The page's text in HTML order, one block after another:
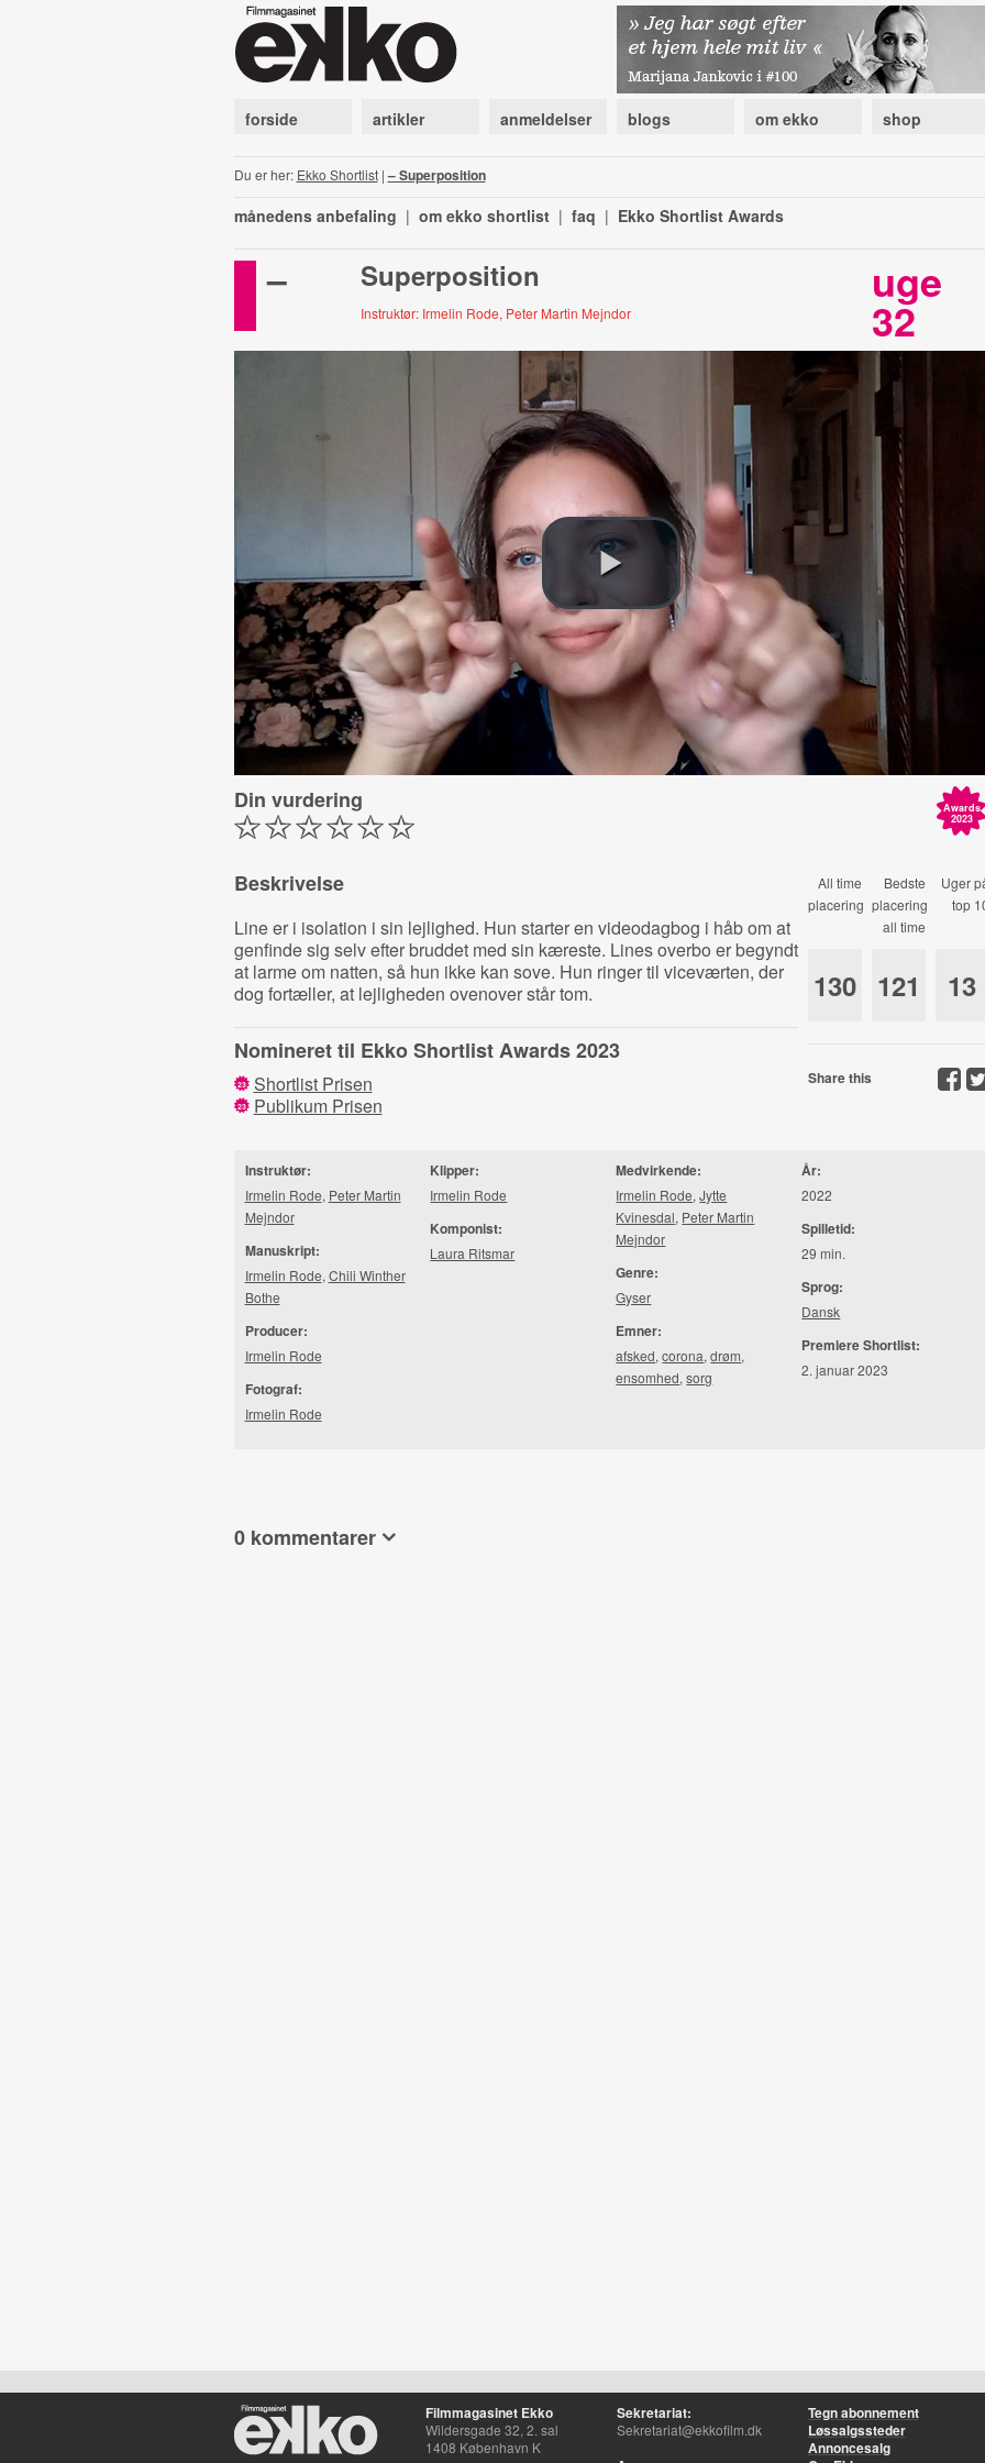
forside artikler anmeldelser blogs om ekko shop
Du er her: Ekko Shortlist| – Superposition
månedens anbefaling | om ekko shortlist | faq | Ekko Shortlist Awards
– Superposition
Instruktør: Irmelin Rode, Peter Martin Mejndor
uge
32
Din vurdering Awards
2023
Beskrivelse
Line er i isolation i sin lejlighed. Hun starter en videodagbog i håb om at
genfinde sig selv efter bruddet med sin kæreste. Lines overbo er begyndt
at larme om natten, så hun ikke kan sove. Hun ringer til viceværten, der
dog fortæller, at lejligheden ovenover står tom.
Nomineret til Ekko Shortlist Awards 2023
23 Shortlist Prisen
23 Publikum Prisen
All time
placering
Bedste
placering
all time
Uger
top
130 121 13
Share this
Instruktør:
Irmelin Rode, Peter Martin
Mejndor
Manuskript:
Irmelin Rode, Chili Winther
Bothe
Producer:
Irmelin Rode
Fotograf:
Irmelin Rode
Klipper:
Irmelin Rode
Komponist:
Laura Ritsmar
Medvirkende:
Irmelin Rode,Jytte
Kvinesdal, Peter Martin
Mejndor
Genre:
Gyser
Emner:
afsked,corona,drøm,
ensomhed,sorg
År:
2022
Spilletid:
29 min.
Sprog:
Dansk
Premiere Shortlist:
2. januar 2023
0 kommentarer
Filmmagasinet Ekko
Wildersgade 32, 2. sal
1408 København K
Sekretariat:
Sekretariat@ekkofilm.dk
Tegn abonnement
Løssalgssteder
Annoncesalg